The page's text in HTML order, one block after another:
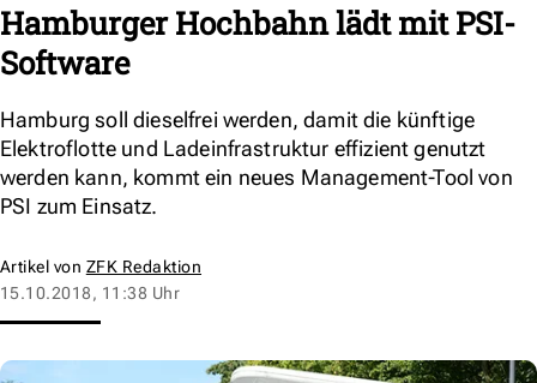
Hamburger Hochbahn lädt mit PSI-
Software
Hamburg soll dieselfrei werden, damit die künftige
Elektroflotte und Ladeinfrastruktur effizient genutzt
werden kann, kommt ein neues Management-Tool von
PSI zum Einsatz.
Artikel von ZFK Redaktion
15.10.2018, 11:38 Uhr